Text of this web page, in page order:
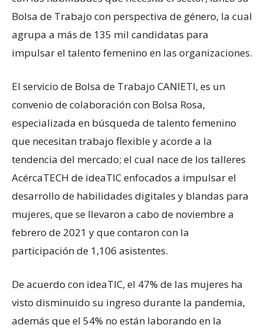
Bolsa de Trabajo con perspectiva de género, la cual
agrupa a más de 135 mil candidatas para
impulsar el talento femenino en las organizaciones.
El servicio de Bolsa de Trabajo CANIETI, es un
convenio de colaboración con Bolsa Rosa,
especializada en búsqueda de talento femenino
que necesitan trabajo flexible y acorde a la
tendencia del mercado; el cual nace de los talleres
AcércaTECH de ideaTIC enfocados a impulsar el
desarrollo de habilidades digitales y blandas para
mujeres, que se llevaron a cabo de noviembre a
febrero de 2021 y que contaron con la
participación de 1,106 asistentes.
De acuerdo con ideaTIC, el 47% de las mujeres ha
visto disminuido su ingreso durante la pandemia,
además que el 54% no están laborando en la